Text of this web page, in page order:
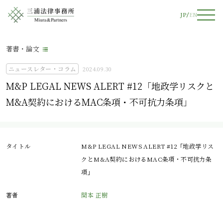
JP EN
著書・論文
ニュースレター・コラム 2024.09.30
M&P LEGAL NEWS ALERT #12「地政学リスクと
M&A契約におけるMAC条項・不可抗力条項」
タイトル
M&P LEGAL NEWS ALERT #12「地政学リス
クとM&A契約におけるMAC条項・不可抗力条
項」
著者 関本 正樹